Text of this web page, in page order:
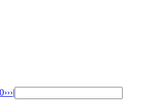
›››|